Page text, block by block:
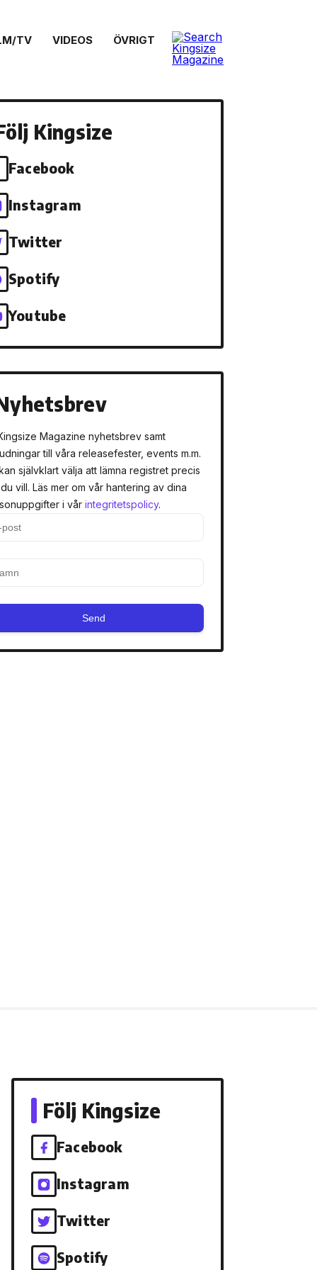
TV VIDEOS ÖVRIGT
Kingsize
Facebook
Instagram
Twitter
Spotify
Youtube
Magazine nyhetsbrev samt
till våra releasefester, events m.m.
självklart välja att lämna registret precis
vill. Läs mer om vår hantering av dina
i vår integritetspolicy.
Send
Följ Kingsize
Facebook
Instagram
Twitter
Spotify